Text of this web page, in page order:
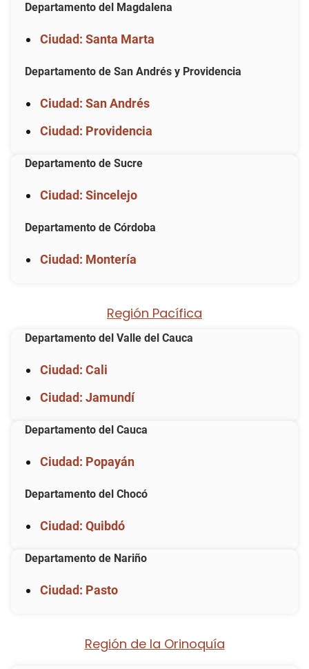
Departamento del Magdalena
Ciudad: Santa Marta
Departamento de San Andrés y Providencia
Ciudad: San Andrés
Ciudad: Providencia
Departamento de Sucre
Ciudad: Sincelejo
Departamento de Córdoba
Ciudad: Montería
Región Pacífica
Departamento del Valle del Cauca
Ciudad: Cali
Ciudad: Jamundí
Departamento del Cauca
Ciudad: Popayán
Departamento del Chocó
Ciudad: Quibdó
Departamento de Nariño
Ciudad: Pasto
Región de la Orinoquía